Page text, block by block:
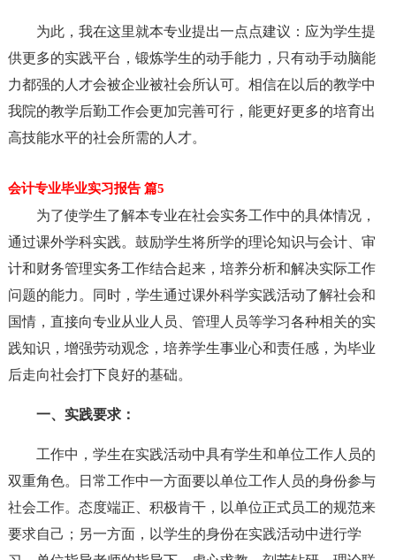
为此，我在这里就本专业提出一点点建议：应为学生提
供更多的实践平台，锻炼学生的动手能力，只有动手动脑能
力都强的人才会被企业被社会所认可。相信在以后的教学中
我院的教学后勤工作会更加完善可行，能更好更多的培育出
高技能水平的社会所需的人才。
会计专业毕业实习报告 篇5
为了使学生了解本专业在社会实务工作中的具体情况，
通过课外学科实践。鼓励学生将所学的理论知识与会计、审
计和财务管理实务工作结合起来，培养分析和解决实际工作
问题的能力。同时，学生通过课外科学实践活动了解社会和
国情，直接向专业从业人员、管理人员等学习各种相关的实
践知识，增强劳动观念，培养学生事业心和责任感，为毕业
后走向社会打下良好的基础。
一、实践要求：
工作中，学生在实践活动中具有学生和单位工作人员的
双重角色。日常工作中一方面要以单位工作人员的身份参与
社会工作。态度端正、积极肯干，以单位正式员工的规范来
要求自己；另一方面，以学生的身份在实践活动中进行学